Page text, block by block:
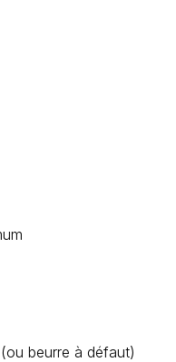
beurre à défaut)